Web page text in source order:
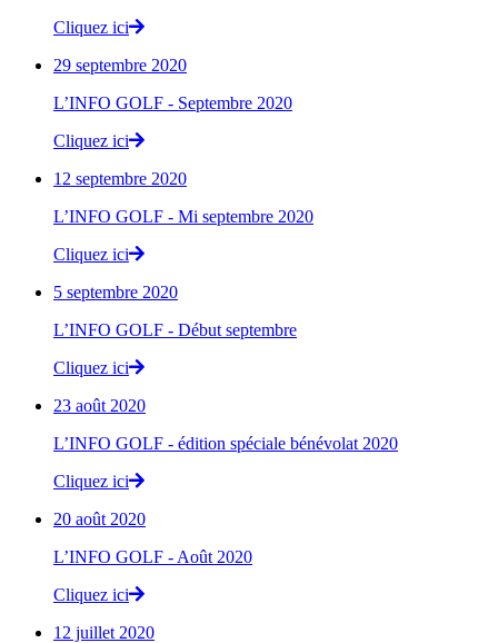
Cliquez ici
29 septembre 2020
L’INFO GOLF - Septembre 2020
Cliquez ici
12 septembre 2020
L’INFO GOLF - Mi septembre 2020
Cliquez ici
5 septembre 2020
L’INFO GOLF - Début septembre
Cliquez ici
23 août 2020
L’INFO GOLF - édition spéciale bénévolat 2020
Cliquez ici
20 août 2020
L’INFO GOLF - Août 2020
Cliquez ici
12 juillet 2020